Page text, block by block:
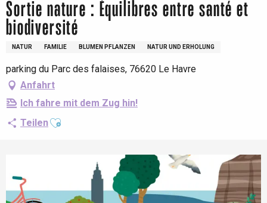
Sortie nature : Équilibres entre santé et
biodiversité
NATUR FAMILIE BLUMEN PFLANZEN NATUR UND ERHOLUNG
parking du Parc des falaises, 76620 Le Havre
Anfahrt
Ich fahre mit dem Zug hin!
TeilenAjouter aux favoris